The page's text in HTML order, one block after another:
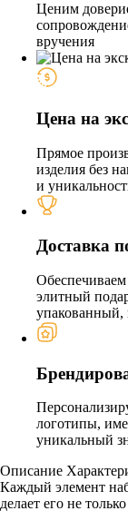
Ценим
вручения
Цена на
Прямое
изделия без
и
Доставка
элитный
упакованный,
логотипы,
уникальный
Описание
Каждый элемент
делает его не